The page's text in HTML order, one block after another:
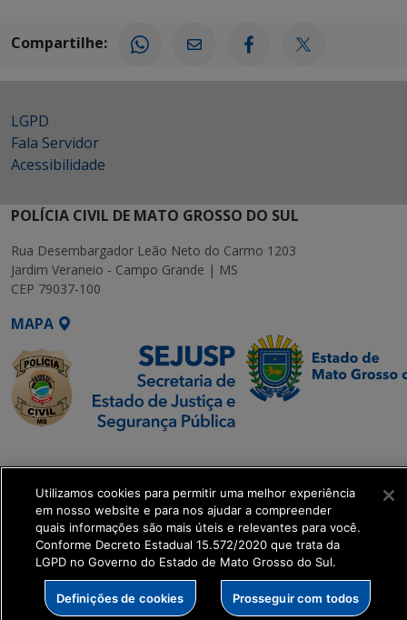
Compartilhe:
LGPD
Fala Servidor
Acessibilidade
POLÍCIA CIVIL DE MATO GROSSO DO SUL
Rua Desembargador Leão Neto do Carmo 1203
Jardim Veraneio - Campo Grande | MS
CEP 79037-100
MAPA
Transformação Digital
get_footer();
Utilizamos cookies para permitir uma melhor experiência
em nosso website e para nos ajudar a compreender
quais informações são mais úteis e relevantes para você.
Conforme Decreto Estadual 15.572/2020 que trata da
LGPD no Governo do Estado de Mato Grosso do Sul.
Definições de cookies Prosseguir com todos